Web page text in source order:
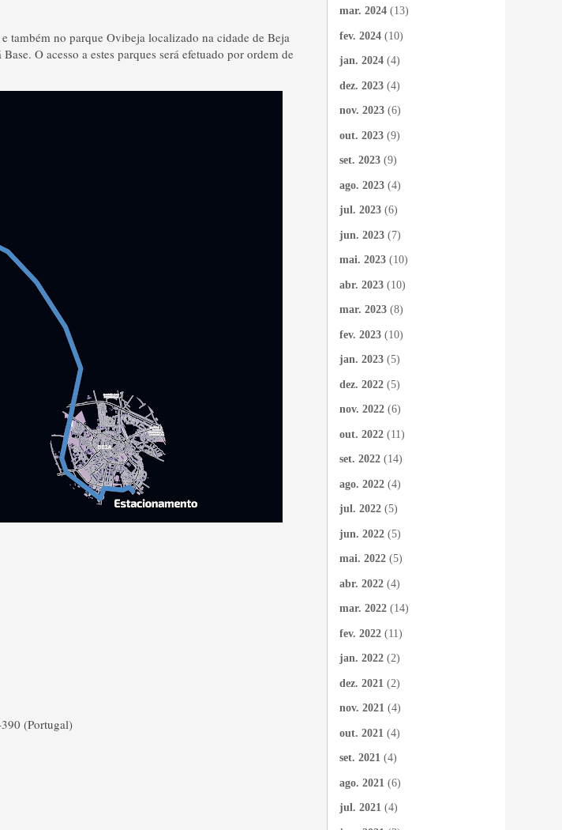
também no parque Ovibeja localizado na cidade de Beja
O acesso a estes parques será efetuado por ordem de
(Portugal)
mar. 2024 (13)
fev. 2024 (10)
jan. 2024 (4)
dez. 2023 (4)
nov. 2023 (6)
out. 2023 (9)
set. 2023 (9)
ago. 2023 (4)
jul. 2023 (6)
jun. 2023 (7)
mai. 2023 (10)
abr. 2023 (10)
mar. 2023 (8)
fev. 2023 (10)
jan. 2023 (5)
dez. 2022 (5)
nov. 2022 (6)
out. 2022 (11)
set. 2022 (14)
ago. 2022 (4)
jul. 2022 (5)
jun. 2022 (5)
mai. 2022 (5)
abr. 2022 (4)
mar. 2022 (14)
fev. 2022 (11)
jan. 2022 (2)
dez. 2021 (2)
nov. 2021 (4)
out. 2021 (4)
set. 2021 (4)
ago. 2021 (6)
jul. 2021 (4)